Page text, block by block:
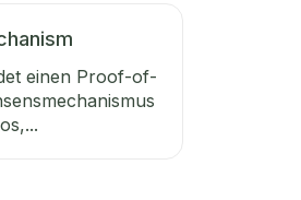
einen Proof-of-